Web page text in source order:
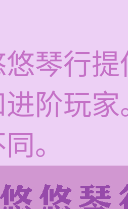
琴行
阶玩
。